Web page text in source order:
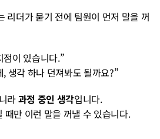
리더가 묻기 전에 팀원이 먼저 말을 꺼
점이 있습니다.”
, 생각 하나 던져봐도 될까요?”
라 과정 중인 생각입니다.
때만 이런 말을 꺼낼 수 있습니다.